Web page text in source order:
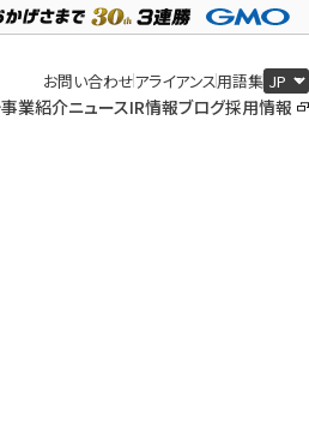
事業紹介ニュースIR情報ブログ採用情報
お問い合わせアライアンス用語集